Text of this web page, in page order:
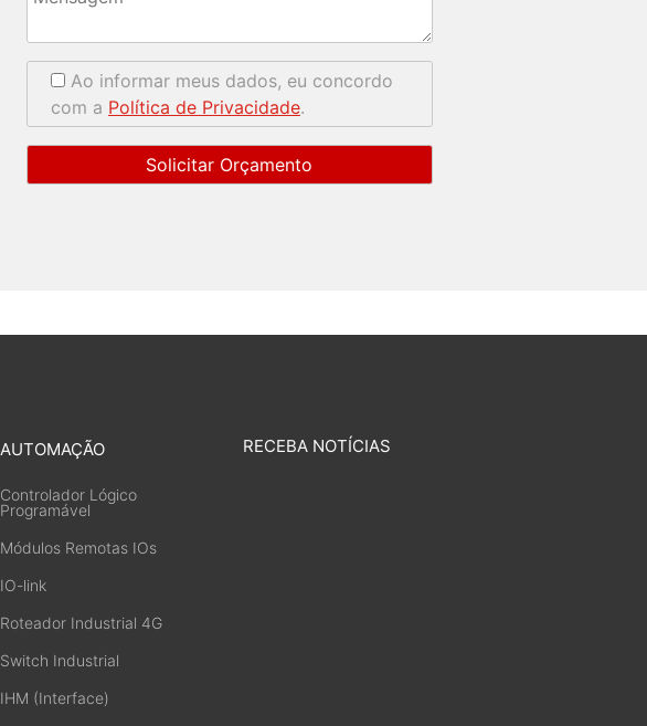
Ao informar meus dados, eu concordo
com a Política de Privacidade.
AUTOMAÇÃO
Controlador Lógico
Programável
Módulos Remotas IOs
IO-link
Roteador Industrial 4G
Switch Industrial
IHM (Interface)
RECEBA NOTÍCIAS